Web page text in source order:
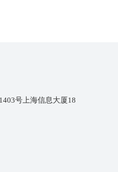
号上海信息大厦18